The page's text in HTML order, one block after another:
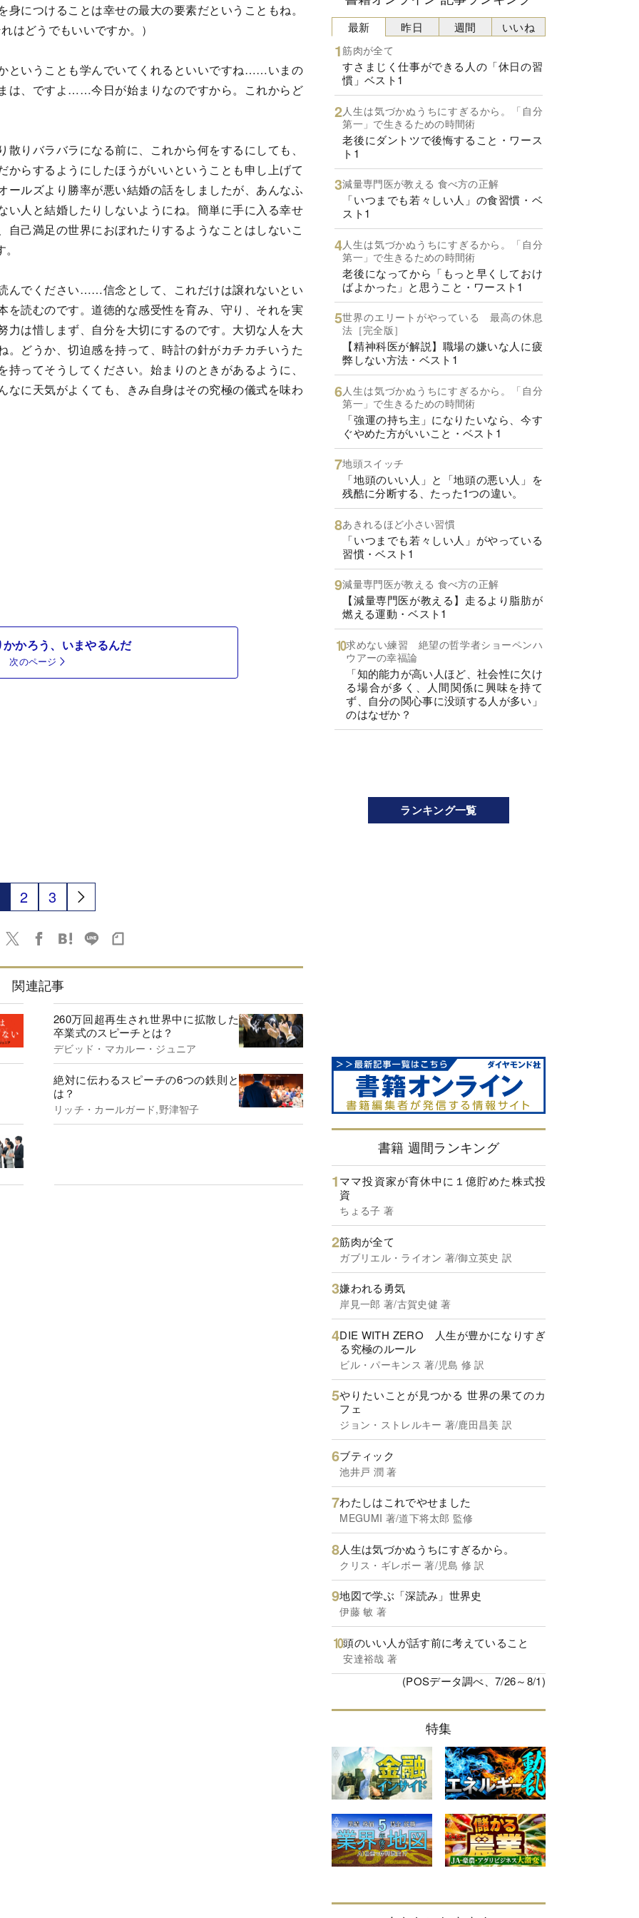
につけることは幸せの最大の要素だということもね。
はどうでもいいですか。）
ということも学んでいてくれるといいですね……いまの
は、ですよ……今日が始まりなのですから。これからど
りバラバラになる前に、これから何をするにしても、
からするようにしたほうがいいということも申し上げて
ールズより勝率が悪い結婚の話をしましたが、あんなふ
い人と結婚したりしないようにね。簡単に手に入る幸せ
己満足の世界におぼれたりするようなことはしないこ
でください……信念として、これだけは譲れないとい
を読むのです。道徳的な感受性を育み、守り、それを実
力は惜しまず、自分を大切にするのです。大切な人を大
。どうか、切迫感を持って、時計の針がカチカチいうた
ってそうしてください。始まりのときがあるように、
なに天気がよくても、きみ自身はその究極の儀式を味わ
かろう、いまやるんだ
次のページ
2 3
関連記事
260万回超再生され世界中に拡散した
卒業式のスピーチとは？
デビッド・マカルー・ジュニア
絶対に伝わるスピーチの6つの鉄則と
は？
リッチ・カールガード,野津智子
最新
筋肉が全て
すさまじく仕事ができる人の「休日の習
慣」ベスト1
人生は気づかぬうちにすぎるから。「自分
第一」で生きるための時間術
老後にダントツで後悔すること・ワース
ト1
減量専門医が教える 食べ方の正解
「いつまでも若々しい人」の食習慣・ベ
スト1
人生は気づかぬうちにすぎるから。「自分
第一」で生きるための時間術
老後になってから「もっと早くしておけ
ばよかった」と思うこと・ワースト1
世界のエリートがやっている 最高の休息
法［完全版］
【精神科医が解説】職場の嫌いな人に疲
弊しない方法・ベスト1
人生は気づかぬうちにすぎるから。「自分
第一」で生きるための時間術
「強運の持ち主」になりたいなら、今す
ぐやめた方がいいこと・ベスト1
地頭スイッチ
「地頭のいい人」と「地頭の悪い人」を
残酷に分断する、たった1つの違い。
あきれるほど小さい習慣
「いつまでも若々しい人」がやっている
習慣・ベスト1
減量専門医が教える 食べ方の正解
【減量専門医が教える】走るより脂肪が
燃える運動・ベスト1
求めない練習 絶望の哲学者ショーペンハ
ウアーの幸福論
「知的能力が高い人ほど、社会性に欠け
る場合が多く、人間関係に興味を持て
ず、自分の関心事に没頭する人が多い」
のはなぜか？
昨日 週間 いいね
ランキング一覧
書籍 週間ランキング
ママ投資家が育休中に１億貯めた株式投
資
ちょる子 著
筋肉が全て
ガブリエル・ライオン 著/御立英史 訳
嫌われる勇気
岸見一郎 著/古賀史健 著
DIE WITH ZERO 人生が豊かになりすぎ
る究極のルール
ビル・パーキンス 著/児島 修 訳
やりたいことが見つかる 世界の果てのカ
フェ
ジョン・ストレルキー 著/鹿田昌美 訳
ブティック
池井戸 潤 著
わたしはこれでやせました
MEGUMI 著/道下将太郎 監修
人生は気づかぬうちにすぎるから。
クリス・ギレボー 著/児島 修 訳
地図で学ぶ「深読み」世界史
伊藤 敏 著
頭のいい人が話す前に考えていること
安達裕哉 著
(POSデータ調べ、7/26～8/1)
特集